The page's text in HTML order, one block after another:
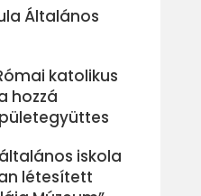
Általános
katolikus
hozzá
iskola
létesített